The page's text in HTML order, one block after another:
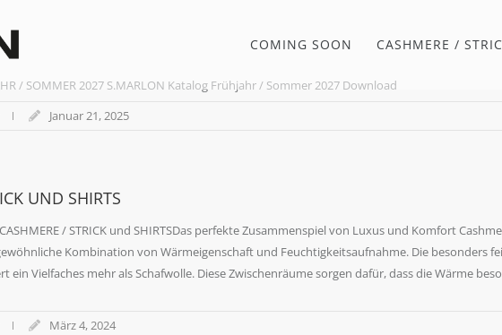
COMING SOON CASHMERE /
/ SOMMER 2027 S.MARLON Katalog Frühjahr / Sommer 2027 Download
Januar 21, 2025
UND SHIRTS
CASHMERE / STRICK und SHIRTSDas perfekte Zusammenspiel von Luxus und Komfort
Kombination von Wärmeigenschaft und Feuchtigkeitsaufnahme. Die besonders
ein Vielfaches mehr als Schafwolle. Diese Zwischenräume sorgen dafür, dass die Wärme
März 4, 2024